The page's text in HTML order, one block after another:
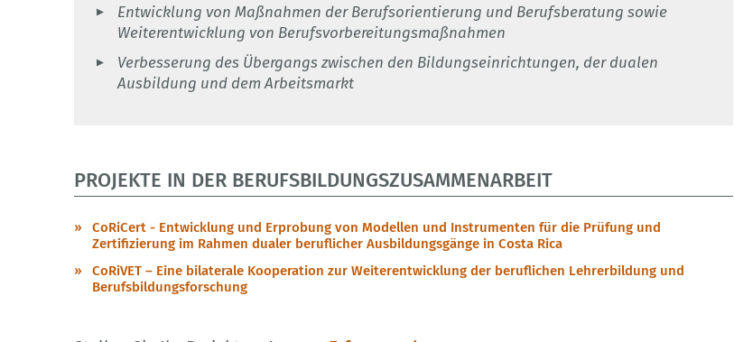
Entwicklung von Maßnahmen der Berufsorientierung und Berufsberatung sowie
Weiterentwicklung von Berufsvorbereitungsmaßnahmen
Verbesserung des Übergangs zwischen den Bildungseinrichtungen, der dualen
Ausbildung und dem Arbeitsmarkt
PROJEKTE IN DER BERUFSBILDUNGS­ZUSAMMENARBEIT
CoRiCert - Entwicklung und Erprobung von Modellen und Instrumenten für die Prüfung und
Zertifizierung im Rahmen dualer beruflicher Ausbildungsgänge in Costa Rica
CoRiVET – Eine bilaterale Kooperation zur Weiterentwicklung der beruflichen Lehrerbildung und
Berufsbildungsforschung